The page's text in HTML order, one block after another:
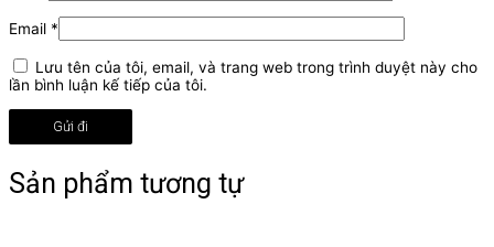
Email *
Lưu tên của tôi, email, và trang web trong trình duyệt này cho
lần bình luận kế tiếp của tôi.
Sản phẩm tương tự